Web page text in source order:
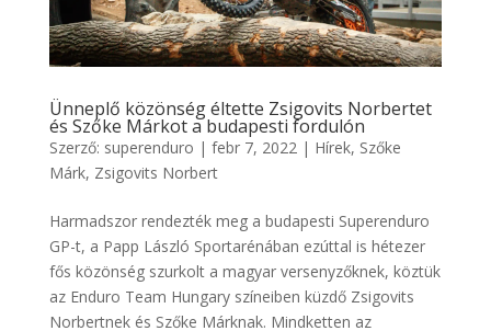
Ünneplő közönség éltette Zsigovits Norbertet
és Szőke Márkot a budapesti fordulón
Szerző: superenduro | febr 7, 2022 | Hírek, Szőke
Márk, Zsigovits Norbert
Harmadszor rendezték meg a budapesti Superenduro
GP-t, a Papp László Sportarénában ezúttal is hétezer
fős közönség szurkolt a magyar versenyzőknek, köztük
az Enduro Team Hungary színeiben küzdő Zsigovits
Norbertnek és Szőke Márknak. Mindketten az